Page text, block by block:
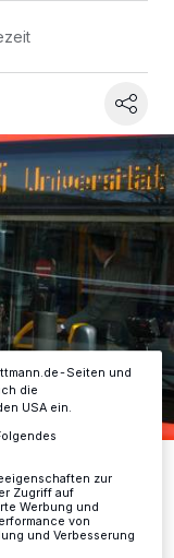
auf
eindeutige
OK aktivieren Sie
Partner
aufgeführten
Inhalte und
für Sie. Sie können
Einstellungen zu
Sie auf den Link
Webseite klicken.
Weitere
Seiten und
die
USA ein.
zur
Zugriff auf
Werbung und
von
und Verbesserung